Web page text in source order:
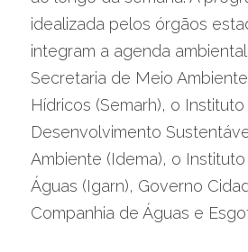
idealizada pelos órgãos
integram a agenda
Secretaria de Meio
Hídricos (Semarh), o
Desenvolvimento
Ambiente (Idema), o
Águas (Igarn), Governo
Companhia de Águas e